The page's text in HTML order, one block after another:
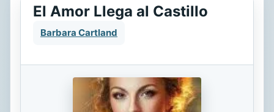
El Amor Llega al Castillo
Barbara Cartland